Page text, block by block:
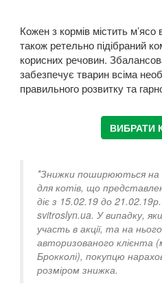
Кожен з кормів містить м’ясо
також ретельно підібраний
корисних речовин.
забезпечує тварин всіма
правильного розвитку та
ВИБРАТИ
*Знижки поширюються на
для котів, що
діє з 15.02.19 до
svitroslyn.ua. У випадку,
участь в акції, та на
авторизованого клієнта
Брокколі), покупцю
розміром знижка.